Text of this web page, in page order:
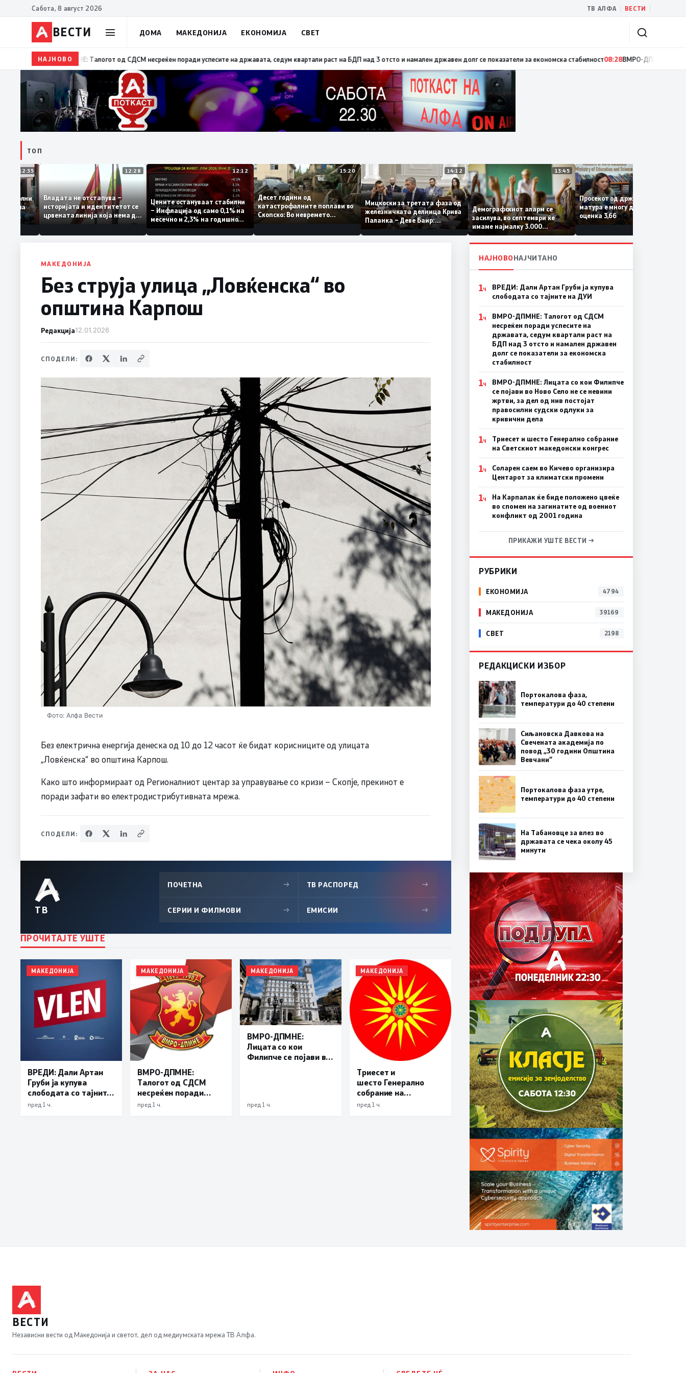
Сабота, 8 август 2026 ТВ АЛФА ВЕСТИ
ВЕСТИ ДОМА МАКЕДОНИЈА ЕКОНОМИЈА СВЕТ
НАЈНОВО08:30ВРЕДИ: Дали Артан Груби ја купува слободата со тајните на ДУИ08:29ВМРО-ДПМНЕ: Талогот од СДСМ несреќен поради успесите на државата, седум квартали раст на БДП над 3 отсто и
ТОП
12:35
задоволни
на
12:28
Владата не отстапува –
историјата и идентитетот се
црвената линија која нема да
се погази
12:12
Цените остануваат стабилни
– Инфлација од само 0,1% на
месечно и 2,3% на годишно
ниво
15:20
Десет години од
катастрофалните поплави во
Скопско: Во невремето
14:12
Мицкоски за третата фаза од
железничката делница Крива
Паланка – Деве Баир:
Проектот нема да заврши на
половина тунел во слепа
13:45
Демографскиот аларм се
засилува, во септември ќе
имаме најмалку 3.000
првачиња помалку
Просекот од државната
матура е многу добар со
оценка 3,66
МАКЕДОНИЈА
Без струја улица „Ловќенска“ во
општина Карпош
Редакција12.01.2026
СПОДЕЛИ:
Фото: Алфа Вести
Без електрична енергија денеска од 10 до 12 часот ќе бидат корисниците од улицата
„Ловќенска“ во општина Карпош.
Како што информираат од Регионалниот центар за управување со кризи – Скопје, прекинот е
поради зафати во електродистрибутивната мрежа.
СПОДЕЛИ:
ТВ
ПОЧЕТНА → ТВ РАСПОРЕД →
СЕРИИ И ФИЛМОВИ → ЕМИСИИ →
ПРОЧИТАЈТЕ УШТЕ
МАКЕДОНИЈА
ВРЕДИ: Дали Артан
Груби ја купува
слободата со тајните
на ДУИ
пред 1 ч.
МАКЕДОНИЈА
ВМРО-ДПМНЕ:
Талогот од СДСМ
несреќен поради
успесите на
пред 1 ч.
МАКЕДОНИЈА
ВМРО-ДПМНЕ:
Лицата со кои
Филипче се појави во
одлуки за кривични
пред 1 ч.
МАКЕДОНИЈА
Триесет и
шесто Генерално
собрание на
Светскиот
пред 1 ч.
НАЈНОВОНАЈЧИТАНО
1Ч
ВРЕДИ: Дали Артан Груби ја купува
слободата со тајните на ДУИ
1Ч
ВМРО-ДПМНЕ: Талогот од СДСМ
несреќен поради успесите на
државата, седум квартали раст на
БДП над 3 отсто и намален државен
долг се показатели за економска
стабилност
1Ч
ВМРО-ДПМНЕ: Лицата со кои Филипче
се појави во Ново Село не се невини
жртви, за дел од нив постојат
правосилни судски одлуки за
кривични дела
1Ч
Триесет и шесто Генерално собрание
на Светскиот македонски конгрес
1Ч
Соларен саем во Кичево организира
Центарот за климатски промени
1Ч
На Карпалак ќе биде положено цвеќе
во спомен на загинатите од воениот
конфликт од 2001 година
ПРИКАЖИ УШТЕ ВЕСТИ →
РУБРИКИ
ЕКОНОМИЈА 4794
МАКЕДОНИЈА 39169
СВЕТ 2198
РЕДАКЦИСКИ ИЗБОР
Портокалова фаза,
температури до 40 степени
Сиљановска Давкова на
Свечената академија по
повод „30 години Општина
Вевчани“
Портокалова фаза утре,
температури до 40 степени
На Табановце за влез во
државата се чека околу 45
минути
ВЕСТИ
Независни вести од Македонија и светот, дел од медиумската мрежа ТВ Алфа.